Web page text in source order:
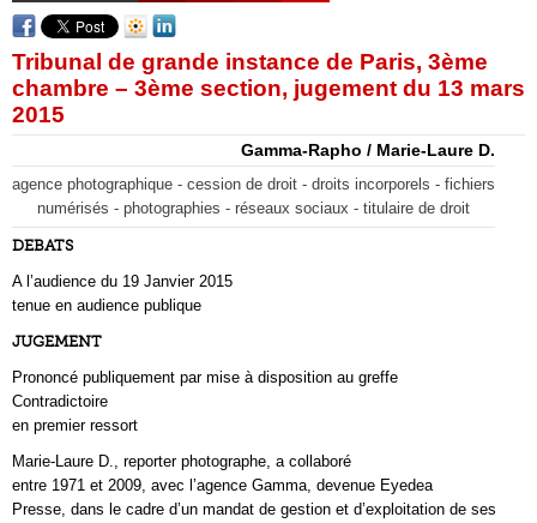
Tribunal de grande instance de Paris, 3ème
chambre – 3ème section, jugement du 13 mars
2015
Gamma-Rapho / Marie-Laure D.
agence photographique - cession de droit - droits incorporels - fichiers
numérisés - photographies - réseaux sociaux - titulaire de droit
DEBATS
A l’audience du 19 Janvier 2015
tenue en audience publique
JUGEMENT
Prononcé publiquement par mise à disposition au greffe
Contradictoire
en premier ressort
Marie-Laure D., reporter photographe, a collaboré
entre 1971 et 2009, avec l’agence Gamma, devenue Eyedea
Presse, dans le cadre d’un mandat de gestion et d’exploitation de ses